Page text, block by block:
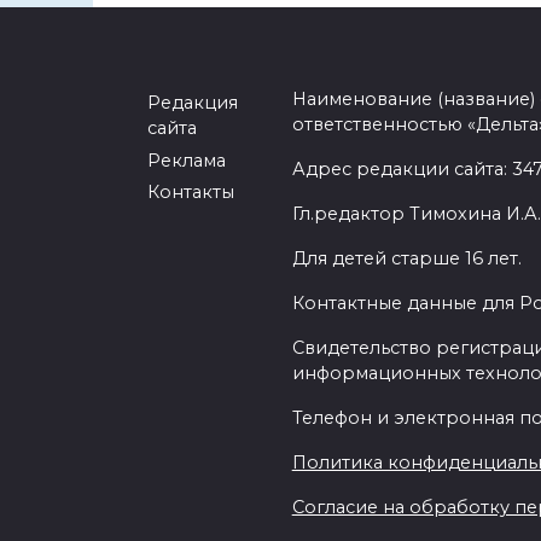
Редакция
сайта
Реклама
Контакты
Наименование
ответственностью
Адрес редакции сайта:
Гл.редактор Тимохина И.А.
Для детей старше 16 лет.
Контактные данные для
Свидетельство
информационных
Телефон и электронная
Политика
Согласие на обработку